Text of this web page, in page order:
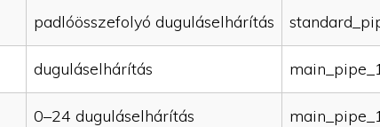
padlóösszefolyó duguláselhárítás
duguláselhárítás
0–24 duguláselhárítás